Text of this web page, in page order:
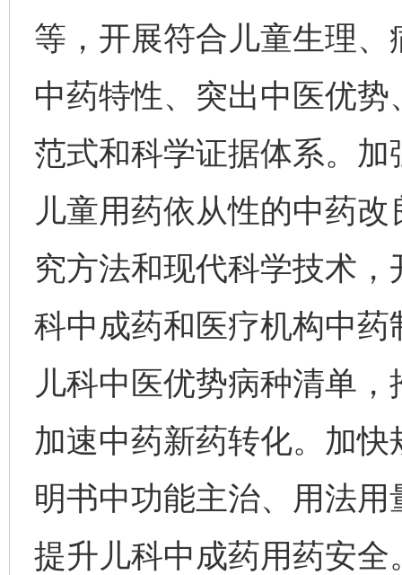
等，开展符合儿童生理
中药特性、突出中医优
范式和科学证据体系。
儿童用药依从性的中药
究方法和现代科学技术
科中成药和医疗机构中
儿科中医优势病种清单
加速中药新药转化。加
明书中功能主治、用法
提升儿科中成药用药安全